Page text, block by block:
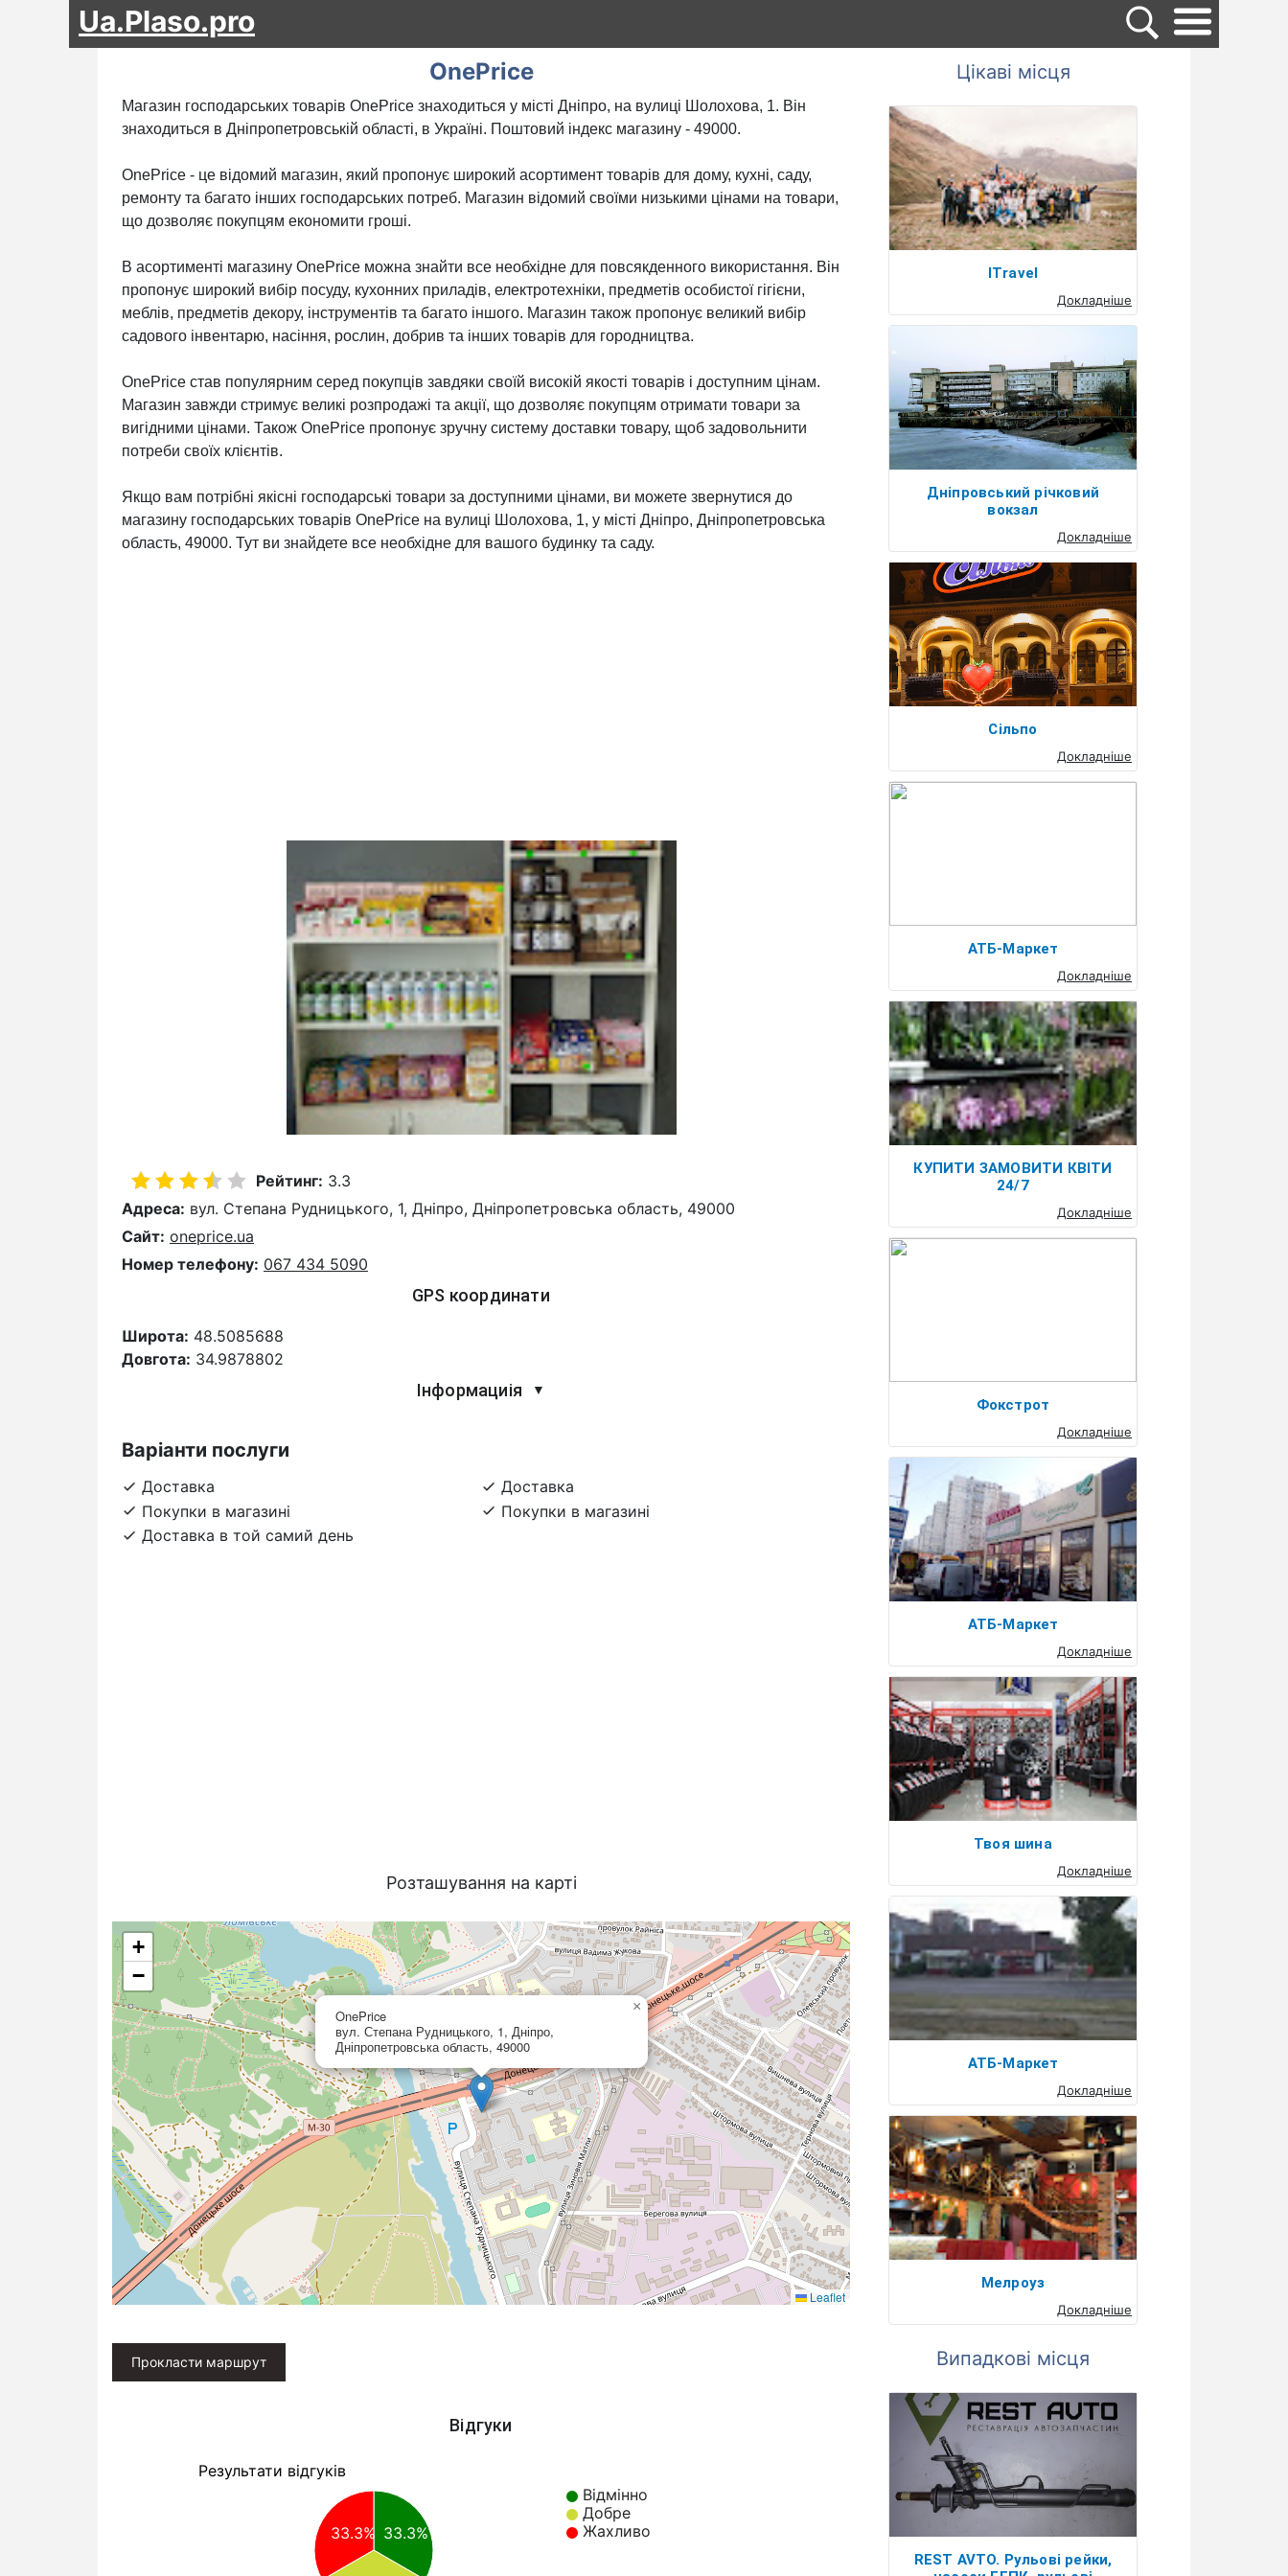
Ua.Plaso.pro
OnePrice
Магазин господарських товарів OnePrice знаходиться у місті Дніпро, на вулиці Шолохова, 1. Він
знаходиться в Дніпропетровській області, в Україні. Поштовий індекс магазину - 49000.
OnePrice - це відомий магазин, який пропонує широкий асортимент товарів для дому, кухні, саду,
ремонту та багато інших господарських потреб. Магазин відомий своїми низькими цінами на товари,
що дозволяє покупцям економити гроші.
В асортименті магазину OnePrice можна знайти все необхідне для повсякденного використання. Він
пропонує широкий вибір посуду, кухонних приладів, електротехніки, предметів особистої гігієни,
меблів, предметів декору, інструментів та багато іншого. Магазин також пропонує великий вибір
садового інвентарю, насіння, рослин, добрив та інших товарів для городництва.
OnePrice став популярним серед покупців завдяки своїй високій якості товарів і доступним цінам.
Магазин завжди стримує великі розпродажі та акції, що дозволяє покупцям отримати товари за
вигідними цінами. Також OnePrice пропонує зручну систему доставки товару, щоб задовольнити
потреби своїх клієнтів.
Якщо вам потрібні якісні господарські товари за доступними цінами, ви можете звернутися до
магазину господарських товарів OnePrice на вулиці Шолохова, 1, у місті Дніпро, Дніпропетровська
область, 49000. Тут ви знайдете все необхідне для вашого будинку та саду.
Рейтинг: 3.3
Адреса: вул. Степана Рудницького, 1, Дніпро, Дніпропетровська область, 49000
Сайт: oneprice.ua
Номер телефону: 067 434 5090
GPS координати
Широта: 48.5085688
Довгота: 34.9878802
Інформациія ▼
Варіанти послуги
Доставка
Доставка
Покупки в магазині
Покупки в магазині
Доставка в той самий день
Розташування на карті
OnePrice
вул. Степана Рудницького, 1, Дніпро,
Дніпропетровська область, 49000
×
+
−
Leaflet
Прокласти маршрут
Відгуки
Результати відгуків
Відмінно
Добре
Жахливо
33.3%
33.3%
Цікаві місця
ITravel
Докладніше
Дніпровський річковий
вокзал
Докладніше
Сільпо
Докладніше
АТБ-Маркет
Докладніше
КУПИТИ ЗАМОВИТИ КВІТИ
24/7
Докладніше
Фокстрот
Докладніше
АТБ-Маркет
Докладніше
Твоя шина
Докладніше
АТБ-Маркет
Докладніше
Мелроуз
Докладніше
Випадкові місця
REST AVTO. Рульові рейки,